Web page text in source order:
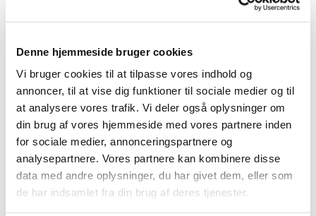
Denne hjemmeside bruger cookies
Vi bruger cookies til at tilpasse vores indhold og
annoncer, til at vise dig funktioner til sociale medier og til
at analysere vores trafik. Vi deler også oplysninger om
din brug af vores hjemmeside med vores partnere inden
for sociale medier, annonceringspartnere og
analysepartnere. Vores partnere kan kombinere disse
data med andre oplysninger, du har givet dem, eller som
de har indsamlet fra din brug af deres tjenester.
Mandag 10. august 2026, kl. 10:00
Kirkepladsen 3, 4800 Nykøbing F,
Kirkepladsen 3, 4800 Nykøbing
Falster
Hver anden mandag, i ulige uger, mødes
strikkegruppen ved Klosterkirken kl. 10 – 12 i
klosterfløjen. Der strikkes til væresteder,